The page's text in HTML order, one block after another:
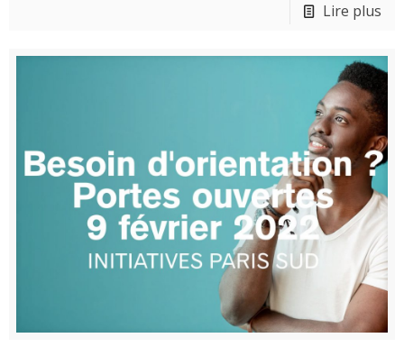
Lire plus